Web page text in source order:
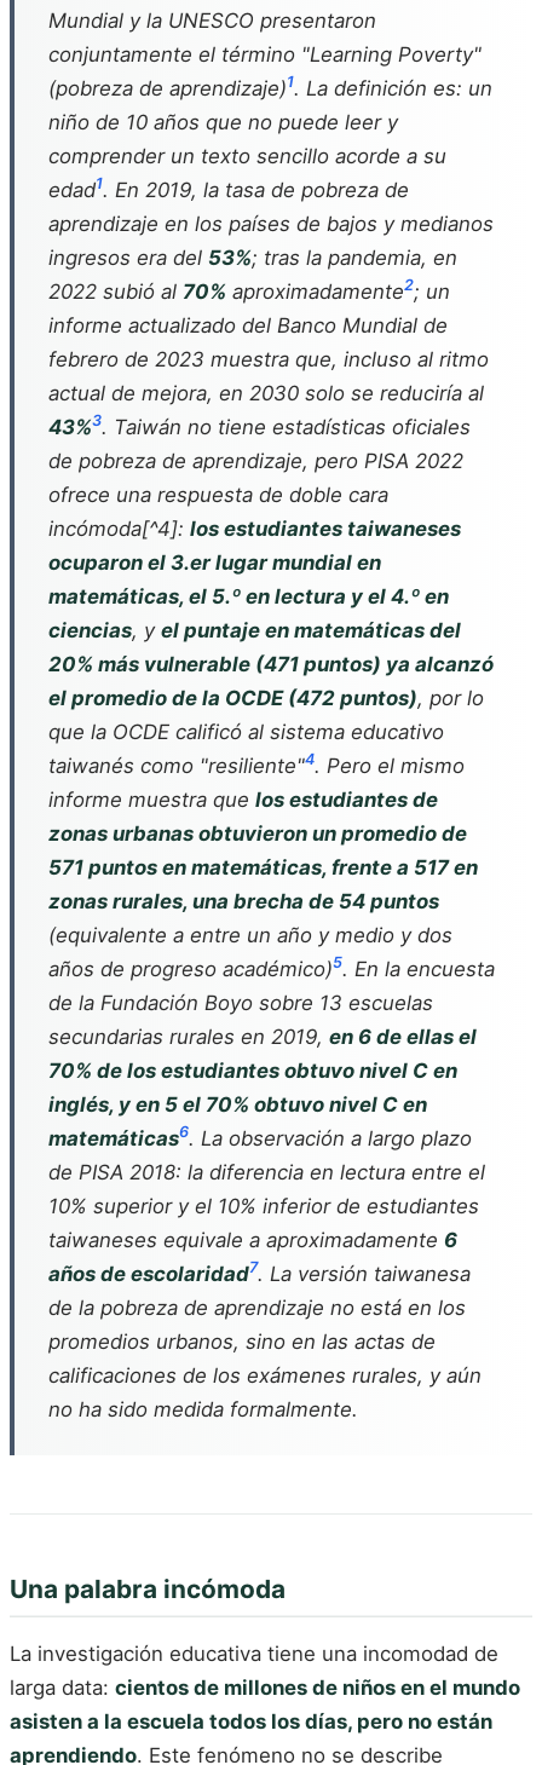
Mundial y la UNESCO presentaron
conjuntamente el término "Learning Poverty"
(pobreza de aprendizaje)1. La definición es: un
niño de 10 años que no puede leer y
comprender un texto sencillo acorde a su
edad1. En 2019, la tasa de pobreza de
aprendizaje en los países de bajos y medianos
ingresos era del 53%; tras la pandemia, en
2022 subió al 70% aproximadamente2; un
informe actualizado del Banco Mundial de
febrero de 2023 muestra que, incluso al ritmo
actual de mejora, en 2030 solo se reduciría al
43%3. Taiwán no tiene estadísticas oficiales
de pobreza de aprendizaje, pero PISA 2022
ofrece una respuesta de doble cara
incómoda[^4]: los estudiantes taiwaneses
ocuparon el 3.er lugar mundial en
matemáticas, el 5.º en lectura y el 4.º en
ciencias, y el puntaje en matemáticas del
20% más vulnerable (471 puntos) ya alcanzó
el promedio de la OCDE (472 puntos), por lo
que la OCDE calificó al sistema educativo
taiwanés como "resiliente"4. Pero el mismo
informe muestra que los estudiantes de
zonas urbanas obtuvieron un promedio de
571 puntos en matemáticas, frente a 517 en
zonas rurales, una brecha de 54 puntos
(equivalente a entre un año y medio y dos
años de progreso académico)5. En la encuesta
de la Fundación Boyo sobre 13 escuelas
secundarias rurales en 2019, en 6 de ellas el
70% de los estudiantes obtuvo nivel C en
inglés, y en 5 el 70% obtuvo nivel C en
matemáticas6. La observación a largo plazo
de PISA 2018: la diferencia en lectura entre el
10% superior y el 10% inferior de estudiantes
taiwaneses equivale a aproximadamente 6
años de escolaridad7. La versión taiwanesa
de la pobreza de aprendizaje no está en los
promedios urbanos, sino en las actas de
calificaciones de los exámenes rurales, y aún
no ha sido medida formalmente.
Una palabra incómoda
La investigación educativa tiene una incomodad de
larga data: cientos de millones de niños en el mundo
asisten a la escuela todos los días, pero no están
aprendiendo. Este fenómeno no se describe